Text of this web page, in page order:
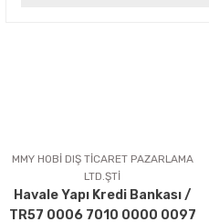
Ürün açıklamasında eksik
Ürün bilgilerinde hatalar
Ürün fiyatı diğer sitelerden daha
MMY HOBİ DIŞ TİCARET PAZARLAMA
LTD.ŞTİ
Havale Yapı Kredi Bankası /
TR57 0006 7010 0000 0097